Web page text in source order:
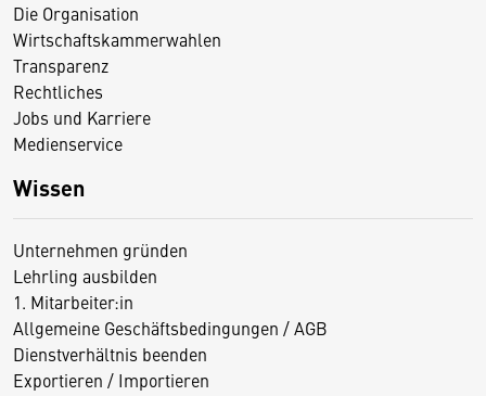
Die Organisation
Wirtschaftskammerwahlen
Transparenz
Rechtliches
Jobs und Karriere
Medienservice
Wissen
Unternehmen gründen
Lehrling ausbilden
1. Mitarbeiter:in
Allgemeine Geschäftsbedingungen / AGB
Dienstverhältnis beenden
Exportieren / Importieren